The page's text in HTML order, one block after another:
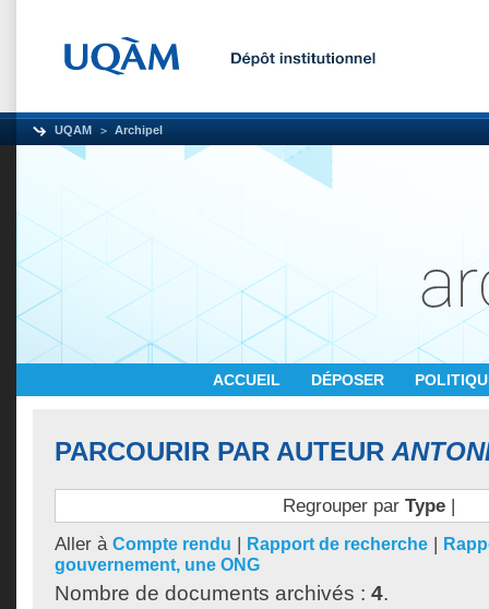
UQAM Archipel
ACCUEIL DÉPOSER
PARCOURIR PAR AUTEUR
Regrouper par Type|
Aller à Compte rendu | Rapport de recherche |
gouvernement, une ONG
Nombre de documents archivés : 4.